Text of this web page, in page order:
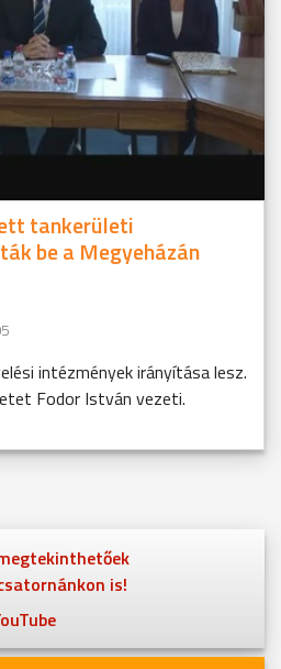
tankerületi
be a Megyeházán
intézmények irányítása lesz.
Fodor István vezeti.
is!